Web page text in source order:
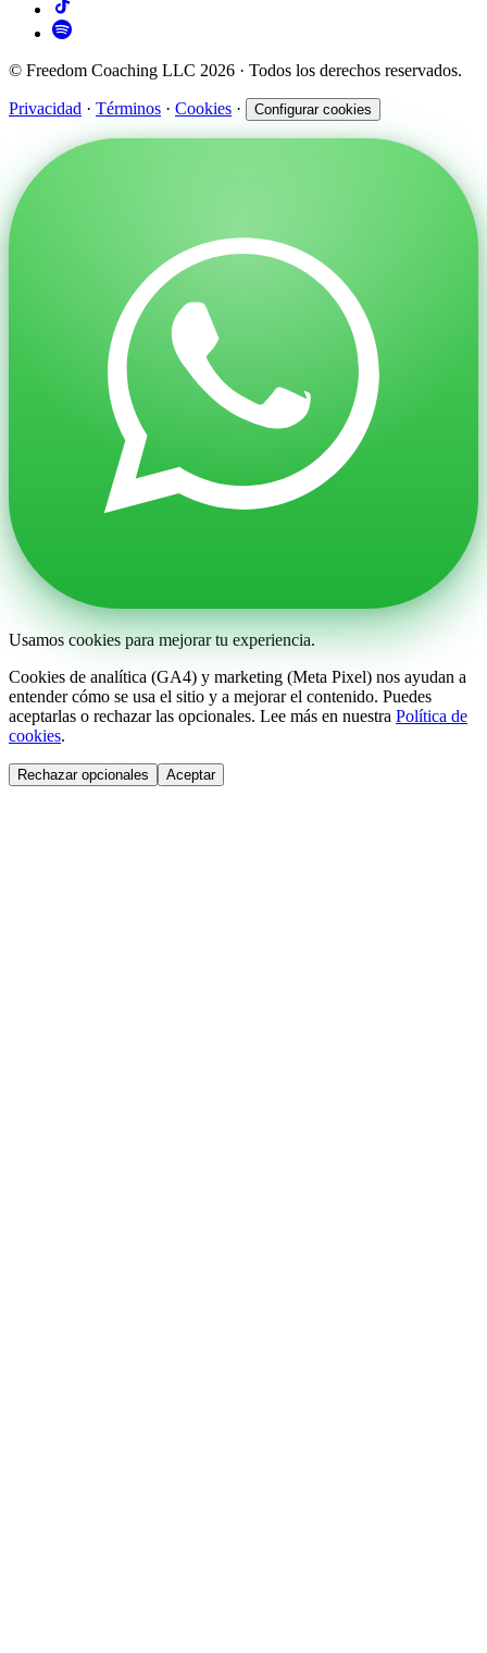
© Freedom Coaching LLC 2026 · Todos los derechos reservados.
Privacidad · Términos · Cookies · Configurar cookies
Usamos cookies para mejorar tu experiencia.
Cookies de analítica (GA4) y marketing (Meta Pixel) nos ayudan a
entender cómo se usa el sitio y a mejorar el contenido. Puedes
aceptarlas o rechazar las opcionales. Lee más en nuestra Política de
cookies.
Rechazar opcionales Aceptar